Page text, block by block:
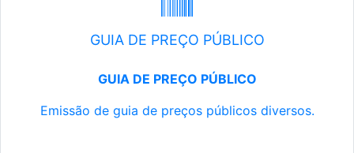
GUIA DE PREÇO PÚBLICO
GUIA DE PREÇO PÚBLICO
Emissão de guia de preços públicos diversos.